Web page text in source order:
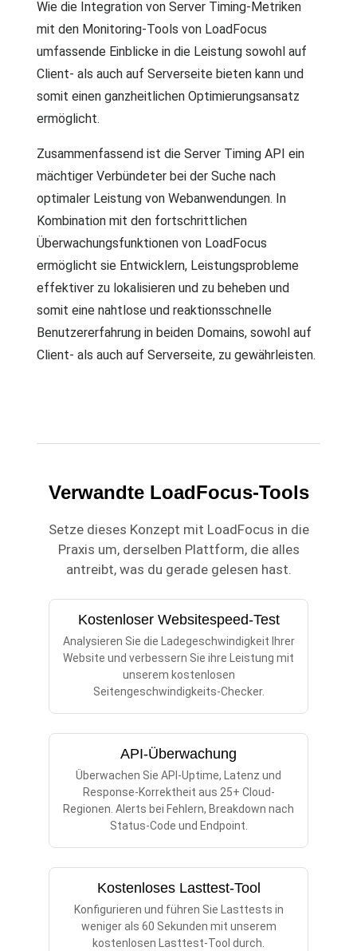
Wie die Integration von Server Timing-Metriken
mit den Monitoring-Tools von LoadFocus
umfassende Einblicke in die Leistung sowohl auf
Client- als auch auf Serverseite bieten kann und
somit einen ganzheitlichen Optimierungsansatz
ermöglicht.
Zusammenfassend ist die Server Timing API ein
mächtiger Verbündeter bei der Suche nach
optimaler Leistung von Webanwendungen. In
Kombination mit den fortschrittlichen
Überwachungsfunktionen von LoadFocus
ermöglicht sie Entwicklern, Leistungsprobleme
effektiver zu lokalisieren und zu beheben und
somit eine nahtlose und reaktionsschnelle
Benutzererfahrung in beiden Domains, sowohl auf
Client- als auch auf Serverseite, zu gewährleisten.
Verwandte LoadFocus-Tools
Setze dieses Konzept mit LoadFocus in die
Praxis um, derselben Plattform, die alles
antreibt, was du gerade gelesen hast.
Kostenloser Websitespeed-Test
Analysieren Sie die Ladegeschwindigkeit Ihrer
Website und verbessern Sie ihre Leistung mit
unserem kostenlosen
Seitengeschwindigkeits-Checker.
API-Überwachung
Überwachen Sie API-Uptime, Latenz und
Response-Korrektheit aus 25+ Cloud-
Regionen. Alerts bei Fehlern, Breakdown nach
Status-Code und Endpoint.
Kostenloses Lasttest-Tool
Konfigurieren und führen Sie Lasttests in
weniger als 60 Sekunden mit unserem
kostenlosen Lasttest-Tool durch.